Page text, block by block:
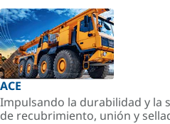
ACE
Impulsando la durabilidad y la
de recubrimiento, unión y